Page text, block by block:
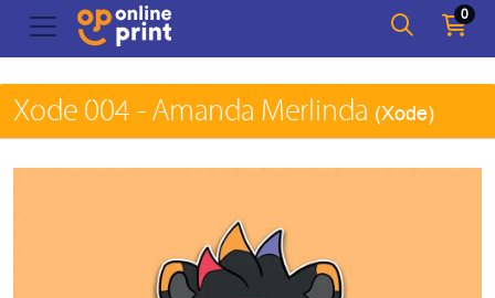
0
Xode 004 - Amanda Merlinda (Xode)